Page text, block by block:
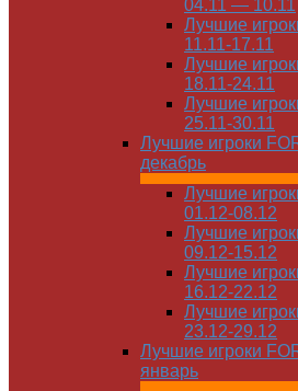
04.11 — 10.11
Лучшие
11.11-17.11
Лучшие
18.11-24.11
Лучшие
25.11-30.11
Лучшие игроки
декабрь
Лучшие
01.12-08.12
Лучшие
09.12-15.12
Лучшие
16.12-22.12
Лучшие
23.12-29.12
Лучшие игроки
январь